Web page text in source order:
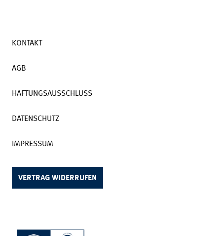
KONTAKT
AGB
HAFTUNGSAUSSCHLUSS
DATENSCHUTZ
IMPRESSUM
VERTRAG WIDERRUFEN